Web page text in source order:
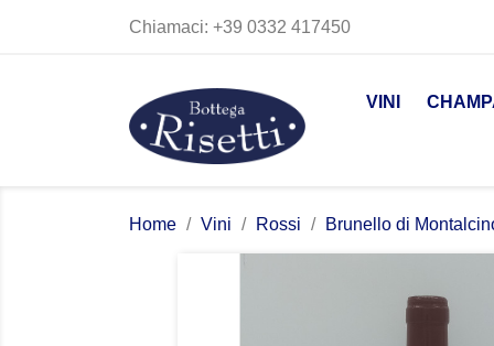
Chiamaci: +39 0332 417450
VINI
Home Vini Rossi Brunello di